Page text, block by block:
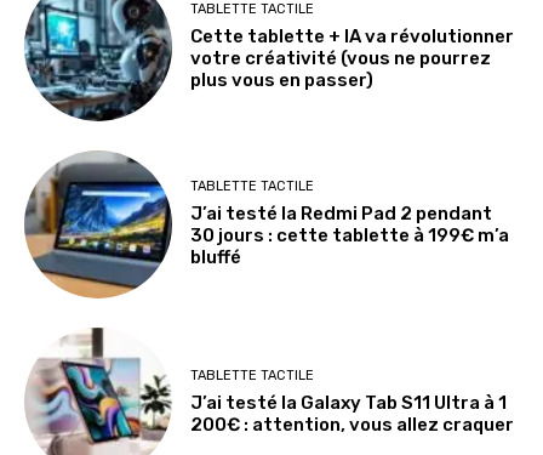
TABLETTE TACTILE
Cette tablette + IA va révolutionner
votre créativité (vous ne pourrez
plus vous en passer)
TABLETTE TACTILE
J’ai testé la Redmi Pad 2 pendant
30 jours : cette tablette à 199€ m’a
bluffé
TABLETTE TACTILE
J’ai testé la Galaxy Tab S11 Ultra à 1
200€ : attention, vous allez craquer